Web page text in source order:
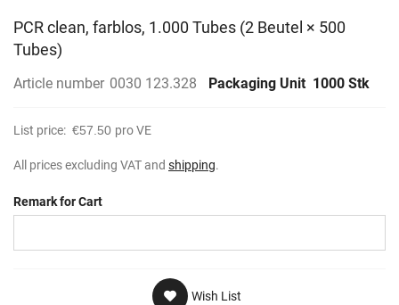
PCR clean, farblos, 1.000 Tubes (2 Beutel × 500
Tubes)
Article number 0030 123.328 Packaging Unit 1000 Stk
List price: €57.50 pro VE
All prices excluding VAT and shipping.
Remark for Cart
Wish List